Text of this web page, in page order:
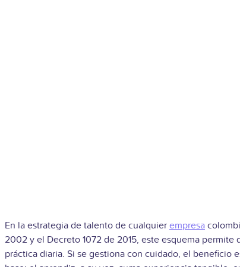
En la estrategia de talento de cualquier empresa
2002 y el Decreto 1072 de 2015, este esquema
práctica diaria. Si se gestiona con cuidado, el beneficio